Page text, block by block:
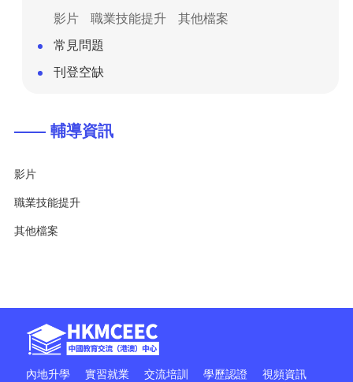
影片
職業技能提升
其他檔案
常見問題
刊登空缺
—— 輔導資訊
影片
職業技能提升
其他檔案
內地升學 實習就業 交流培訓 學歷認證
視頻資訊